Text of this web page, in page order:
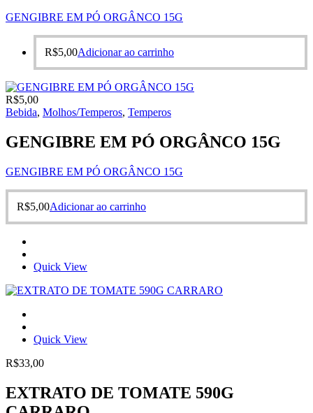
GENGIBRE EM PÓ ORGÂNCO 15G
R$5,00Adicionar ao carrinho
R$5,00
Bebida, Molhos/Temperos, Temperos
GENGIBRE EM PÓ ORGÂNCO 15G
GENGIBRE EM PÓ ORGÂNCO 15G
R$5,00Adicionar ao carrinho
Quick View
Quick View
R$33,00
EXTRATO DE TOMATE 590G